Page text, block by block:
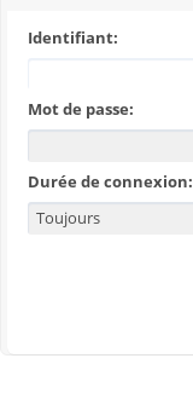
Identifiant:
Mot de passe:
Durée de connexion: